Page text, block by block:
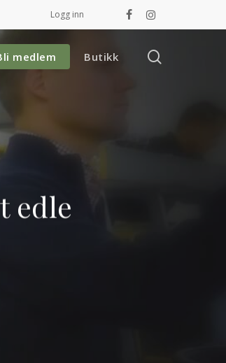
facebookinstagram
Logg inn
medlem Butikk
edle